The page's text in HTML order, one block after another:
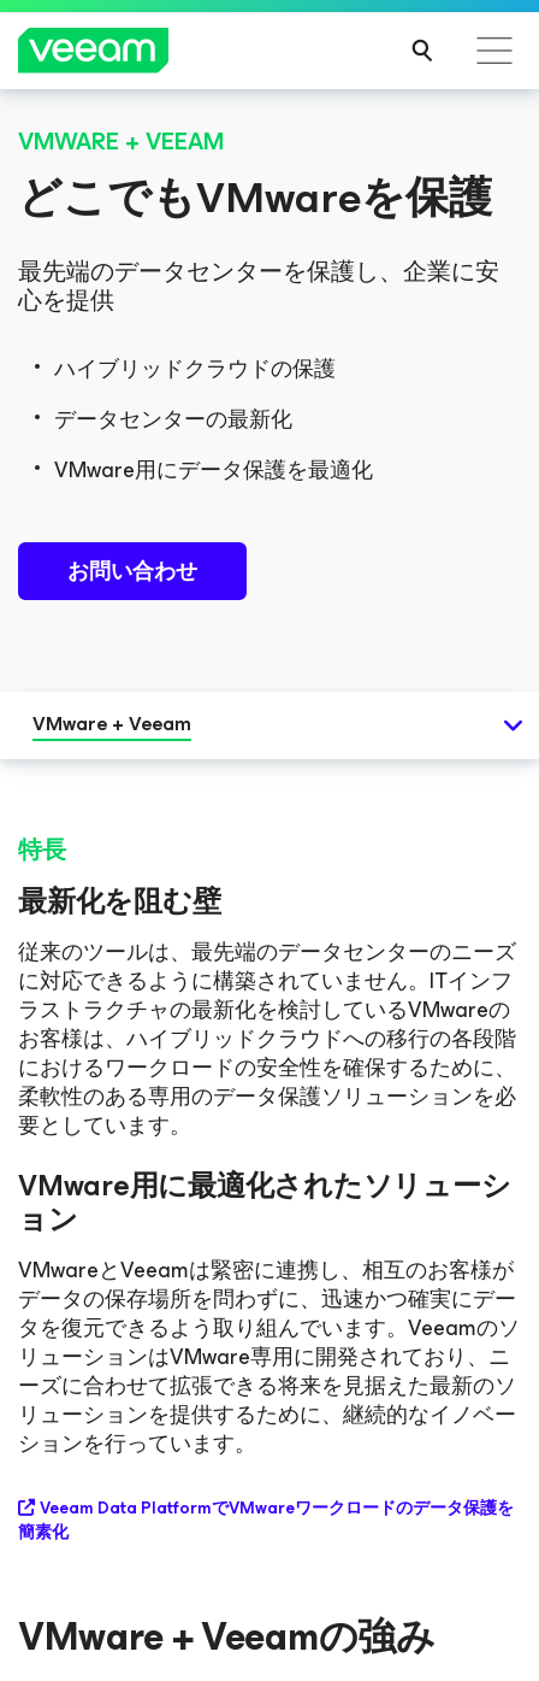
CrowdStrikeのコンテンツ更新によって影響を受け
るお客様向けのVeeamのガイダンス
続き
む
VMWARE + VEEAM
どこでもVMwareを保護
最先端のデータセンターを保護し、企業に安
心を提供
ハイブリッドクラウドの保護
データセンターの最新化
VMware用にデータ保護を最適化
お問い合わせ
VMware + Veeam
特長
最新化を阻む壁
従来のツールは、最先端のデータセンターのニーズ
に対応できるように構築されていません。ITインフ
ラストラクチャの最新化を検討しているVMwareの
お客様は、ハイブリッドクラウドへの移行の各段階
におけるワークロードの安全性を確保するために、
柔軟性のある専用のデータ保護ソリューションを必
要としています。
VMware用に最適化されたソリューシ
ョン
VMwareとVeeamは緊密に連携し、相互のお客様が
データの保存場所を問わずに、迅速かつ確実にデー
タを復元できるよう取り組んでいます。Veeamのソ
リューションはVMware専用に開発されており、ニ
ーズに合わせて拡張できる将来を見据えた最新のソ
リューションを提供するために、継続的なイノベー
ションを行っています。
Veeam Data PlatformでVMwareワークロードのデータ保護を
簡素化
VMware + Veeamの強み